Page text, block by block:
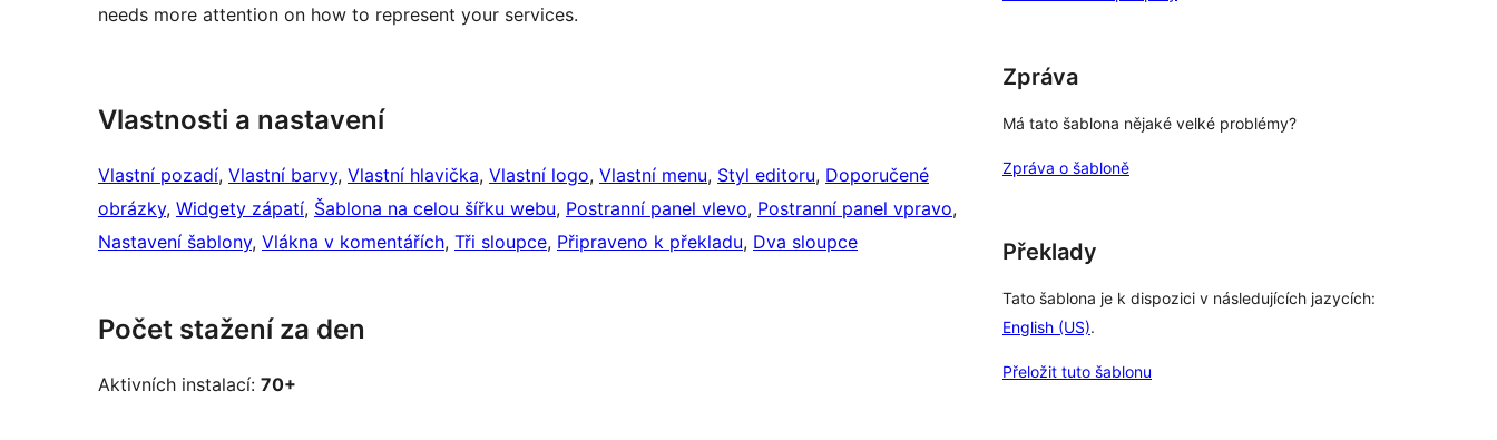
needs more attention on how to represent your services.
Vlastnosti a nastavení
Vlastní pozadí, Vlastní barvy, Vlastní hlavička, Vlastní logo, Vlastní menu, Styl editoru, Doporučené
obrázky, Widgety zápatí, Šablona na celou šířku webu, Postranní panel vlevo, Postranní panel vpravo
Nastavení šablony, Vlákna v komentářích, Tři sloupce, Připraveno k překladu, Dva sloupce
Počet stažení za den
Aktivních instalací: 70+
Zpráva
Má tato šablona nějaké velké problémy?
Zpráva o šabloně
Překlady
Tato šablona je k dispozici v následujících jazycích:
English (US).
Přeložit tuto šablonu